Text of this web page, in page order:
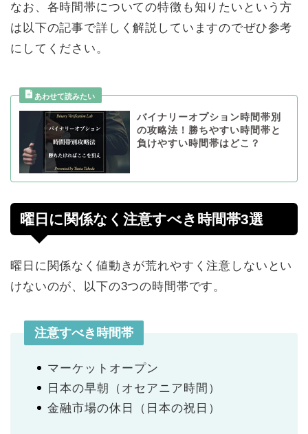
なお、各時間帯についての特徴も知りたいという方
は以下の記事で詳しく解説していますのでぜひ参考
にしてください。
バイナリーオプション時間帯別
の攻略法！勝ちやすい時間帯と
負けやすい時間帯はどこ？
曜日に関係なく注意すべき時間帯3選
曜日に関係なく値動きが荒れやすく注意しないとい
けないのが、以下の3つの時間帯です。
注意すべき時間帯
マーケットオープン
日本の早朝（オセアニア時間）
金融市場の休日（日本の祝日）